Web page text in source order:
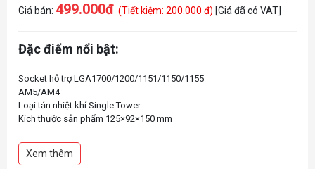
Giá bán: 499.000đ (Tiết kiệm: 200.000 đ) [Giá đã có VAT]
Đặc điểm nổi bật:
Socket hỗ trợ LGA1700/1200/1151/1150/1155
AM5/AM4
Loại tản nhiệt khí Single Tower
Kích thước sản phẩm 125×92×150 mm
Ống dẫn nhiệt Ø6 mm × 4 pcs
Kích thước quạt 120×120×25 mm
Xem thêm